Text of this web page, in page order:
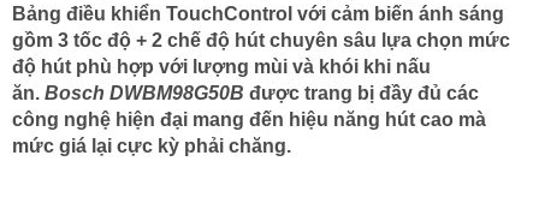
Bảng điều khiển TouchControl với cảm biến ánh sáng
gồm 3 tốc độ + 2 chế độ hút chuyên sâu lựa chọn mức
độ hút phù hợp với lượng mùi và khói khi nấu
ăn. Bosch DWBM98G50B được trang bị đầy đủ các
công nghệ hiện đại mang đến hiệu năng hút cao mà
mức giá lại cực kỳ phải chăng.